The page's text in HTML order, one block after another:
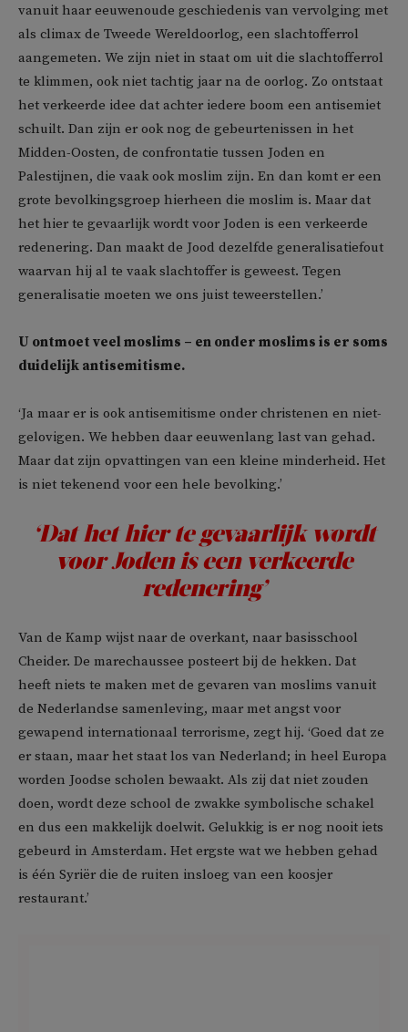
vanuit haar eeuwenoude geschiedenis van vervolging met
als climax de Tweede Wereldoorlog, een slachtofferrol
aangemeten. We zijn niet in staat om uit die slachtofferrol
te klimmen, ook niet tachtig jaar na de oorlog. Zo ontstaat
het verkeerde idee dat achter iedere boom een antisemiet
schuilt. Dan zijn er ook nog de gebeurtenissen in het
Midden-Oosten, de confrontatie tussen Joden en
Palestijnen, die vaak ook moslim zijn. En dan komt er een
grote bevolkingsgroep hierheen die moslim is. Maar dat
het hier te gevaarlijk wordt voor Joden is een verkeerde
redenering. Dan maakt de Jood dezelfde generalisatiefout
waarvan hij al te vaak slachtoffer is geweest. Tegen
generalisatie moeten we ons juist teweerstellen.’
U ontmoet veel moslims – en onder moslims is er soms
duidelijk antisemitisme.
‘Ja maar er is ook antisemitisme onder christenen en niet-
gelovigen. We hebben daar eeuwenlang last van gehad.
Maar dat zijn opvattingen van een kleine minderheid. Het
is niet tekenend voor een hele bevolking.’
‘Dat het hier te gevaarlijk wordt
voor Joden is een verkeerde
redenering’
Van de Kamp wijst naar de overkant, naar basisschool
Cheider. De marechaussee posteert bij de hekken. Dat
heeft niets te maken met de gevaren van moslims vanuit
de Nederlandse samenleving, maar met angst voor
gewapend internationaal terrorisme, zegt hij. ‘Goed dat ze
er staan, maar het staat los van Nederland; in heel Europa
worden Joodse scholen bewaakt. Als zij dat niet zouden
doen, wordt deze school de zwakke symbolische schakel
en dus een makkelijk doelwit. Gelukkig is er nog nooit iets
gebeurd in Amsterdam. Het ergste wat we hebben gehad
is één Syriër die de ruiten insloeg van een koosjer
restaurant.’